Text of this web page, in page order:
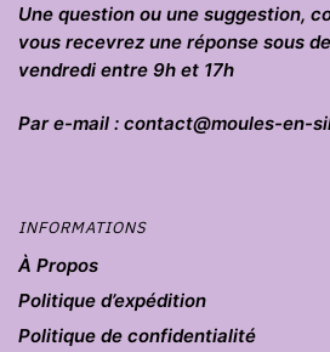
Une question ou une suggestion,
vous recevrez une réponse sous
vendredi entre 9h et 17h
Par e-mail : contact@moules-en-
INFORMATIONS
À Propos
Politique d’expédition
Politique de confidentialité